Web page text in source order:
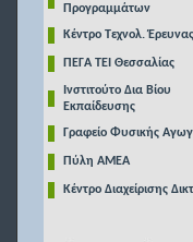
Προγραμμάτων
Κέντρο Τεχνολ. Έρευνας
ΠΕΓΑ ΤΕΙ Θεσσαλίας
Ινστιτούτο Δια Βίου
Εκπαίδευσης
Γραφείο Φυσικής
Πύλη ΑΜΕΑ
Κέντρο Διαχείρισης